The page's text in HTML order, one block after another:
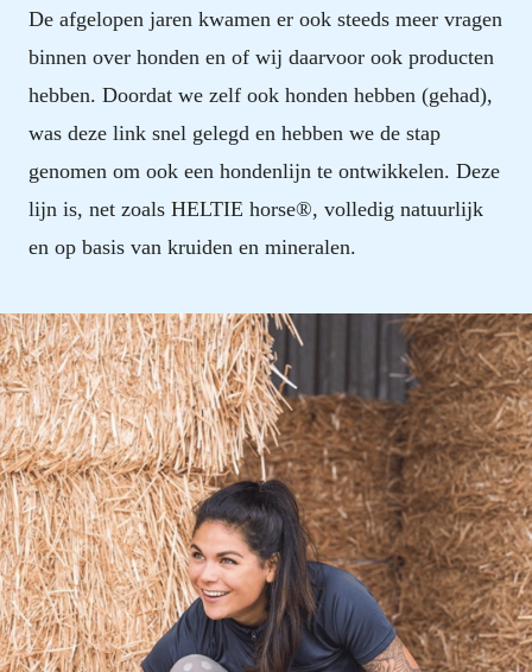
De afgelopen jaren kwamen er ook steeds meer vragen
binnen over honden en of wij daarvoor ook producten
hebben. Doordat we zelf ook honden hebben (gehad),
was deze link snel gelegd en hebben we de stap
genomen om ook een hondenlijn te ontwikkelen. Deze
lijn is, net zoals HELTIE horse®, volledig natuurlijk
en op basis van kruiden en mineralen.